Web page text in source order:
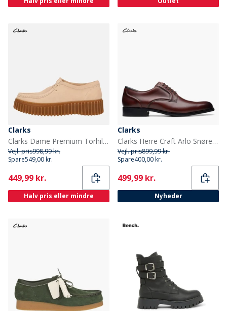
Clarks
Clarks Dame Premium Torhill Bee Sko Ecru Suede
Vejl. pris998,99 kr.
Spare549,00 kr.
Current
449,99 kr.
Halv pris eller mindre
Clarks
Clarks Herre Craft Arlo Snørebånd Sko British Tan
Vejl. pris899,99 kr.
Spare400,00 kr.
Current
499,99 kr.
Nyheder